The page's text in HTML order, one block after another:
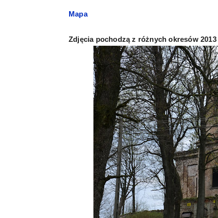
Mapa
Zdjęcia pochodzą z różnych okresów